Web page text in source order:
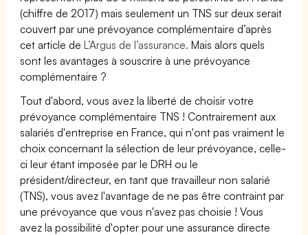
(chiffre de 2017) mais seulement un TNS sur deux serait
couvert par une prévoyance complémentaire d’après
cet article deL’Argus de l’assurance. Mais alors quels
sont les avantages à souscrire à une prévoyance
complémentaire ?
Tout d'abord, vous avez la liberté de choisir votre
prévoyance complémentaire TNS ! Contrairement aux
salariés d'entreprise en France, qui n'ont pas vraiment le
choix concernant la sélection de leur prévoyance, celle-
ci leur étant imposée par le DRH ou le
président/directeur, en tant que travailleur non salarié
(TNS), vous avez l'avantage de ne pas être contraint par
une prévoyance que vous n'avez pas choisie ! Vous
avez la possibilité d'opter pour une assurance directe